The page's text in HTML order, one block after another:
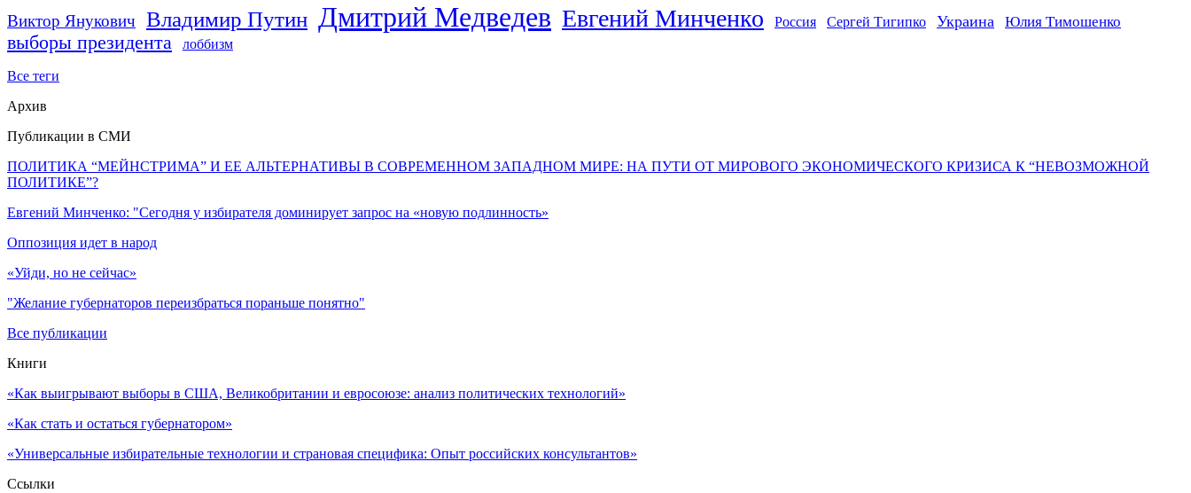
Виктор Янукович Владимир Путин Дмитрий Медведев Евгений Минченко Россия Сергей Тигипко Украина Юлия Тимошенко
выборы президента лоббизм
Все теги
Архив
Публикации в СМИ
ПОЛИТИКА “МЕЙНСТРИМА” И ЕЕ АЛЬТЕРНАТИВЫ В СОВРЕМЕННОМ ЗАПАДНОМ МИРЕ: НА ПУТИ ОТ МИРОВОГО ЭКОНОМИЧЕСКОГО КРИЗИСА К “НЕВОЗМОЖНОЙ
ПОЛИТИКЕ”?
Евгений Минченко: "Сегодня у избирателя доминирует запрос на «новую подлинность»
Оппозиция идет в народ
«Уйди, но не сейчас»
"Желание губернаторов переизбраться пораньше понятно"
Все публикации
Книги
«Как выигрывают выборы в США, Великобритании и евросоюзе: анализ политических технологий»
«Как стать и остаться губернатором»
«Универсальные избирательные технологии и страновая специфика: Опыт российских консультантов»
Ссылки